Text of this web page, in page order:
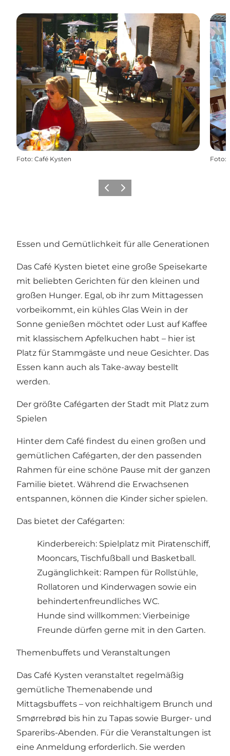
Foto: Café Kysten Foto:
ZurückWeiter
Essen und Gemütlichkeit für alle Generationen
Das Café Kysten bietet eine große Speisekarte
mit beliebten Gerichten für den kleinen und
großen Hunger. Egal, ob ihr zum Mittagessen
vorbeikommt, ein kühles Glas Wein in der
Sonne genießen möchtet oder Lust auf Kaffee
mit klassischem Apfelkuchen habt – hier ist
Platz für Stammgäste und neue Gesichter. Das
Essen kann auch als Take-away bestellt
werden.
Der größte Cafégarten der Stadt mit Platz zum
Spielen
Hinter dem Café findest du einen großen und
gemütlichen Cafégarten, der den passenden
Rahmen für eine schöne Pause mit der ganzen
Familie bietet. Während die Erwachsenen
entspannen, können die Kinder sicher spielen.
Das bietet der Cafégarten:
Kinderbereich: Spielplatz mit Piratenschiff,
Mooncars, Tischfußball und Basketball.
Zugänglichkeit: Rampen für Rollstühle,
Rollatoren und Kinderwagen sowie ein
behindertenfreundliches WC.
Hunde sind willkommen: Vierbeinige
Freunde dürfen gerne mit in den Garten.
Themenbuffets und Veranstaltungen
Das Café Kysten veranstaltet regelmäßig
gemütliche Themenabende und
Mittagsbuffets – von reichhaltigem Brunch und
Smørrebrød bis hin zu Tapas sowie Burger- und
Spareribs-Abenden. Für die Veranstaltungen ist
eine Anmeldung erforderlich. Sie werden